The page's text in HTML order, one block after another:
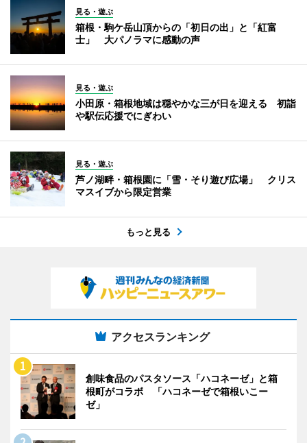
見る・遊ぶ
箱根・駒ケ岳山頂からの「初日の出」と「紅富
士」 大パノラマに感動の声
見る・遊ぶ
小田原・箱根地域は穏やかな三が日を迎える 初詣
や駅伝応援でにぎわい
見る・遊ぶ
芦ノ湖畔・箱根園に「雪・そり遊び広場」 クリス
マスイブから限定営業
もっと見る
アクセスランキング
創味食品のパスタソース「ハコネーゼ」と箱
根町がコラボ 「ハコネーゼで箱根いこー
ゼ」